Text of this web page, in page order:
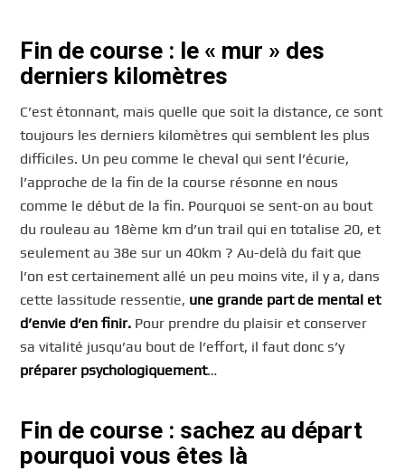
Fin de course : le « mur » des
derniers kilomètres
C’est étonnant, mais quelle que soit la distance, ce sont
toujours les derniers kilomètres qui semblent les plus
difficiles. Un peu comme le cheval qui sent l’écurie,
l’approche de la fin de la course résonne en nous
comme le début de la fin. Pourquoi se sent-on au bout
du rouleau au 18ème km d’un trail qui en totalise 20, et
seulement au 38e sur un 40km ? Au-delà du fait que
l’on est certainement allé un peu moins vite, il y a, dans
cette lassitude ressentie, une grande part de mental et
d’envie d’en finir. Pour prendre du plaisir et conserver
sa vitalité jusqu’au bout de l’effort, il faut donc s’y
préparer psychologiquement…
Fin de course : sachez au départ
pourquoi vous êtes là